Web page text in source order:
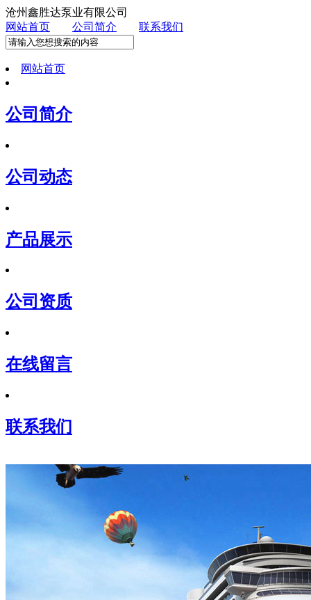
沧州鑫胜达泵业有限公司
网站首页
公司简介 联系我们
网站首页
公司简介
公司动态
产品展示
公司资质
在线留言
联系我们